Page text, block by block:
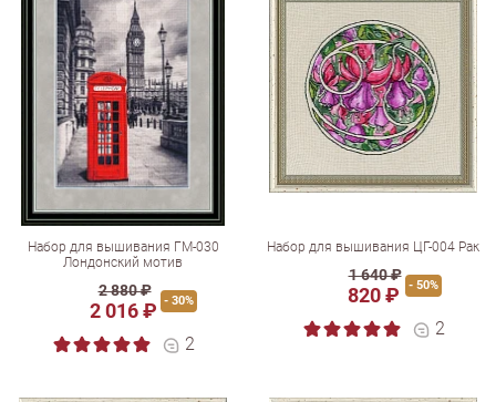
Набор для вышивания ГМ-030
Лондонский мотив
2 880 ₽
2 016 ₽ - 30%
2
Набор для вышивания ЦГ-004 Рак
1 640 ₽
820 ₽ - 50%
2